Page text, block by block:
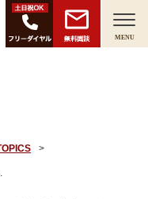
無料面談 MENU